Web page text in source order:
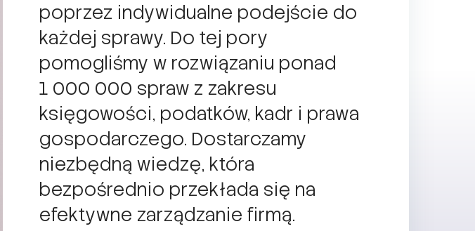
poprzez indywidualne podejście do
każdej sprawy. Do tej pory
pomogliśmy w rozwiązaniu ponad
1 000 000 spraw z zakresu
księgowości, podatków, kadr i prawa
gospodarczego. Dostarczamy
niezbędną wiedzę, która
bezpośrednio przekłada się na
efektywne zarządzanie firmą.